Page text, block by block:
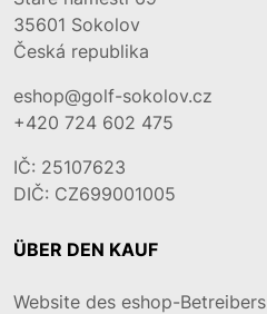
35601 Sokolov
Česká republika
eshop@golf-sokolov.cz
+420 724 602 475
IČ: 25107623
DIČ: CZ699001005
ÜBER DEN KAUF
Website des eshop-Betreibers